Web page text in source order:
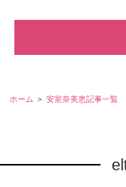
ホーム 安室奈美恵記事一覧